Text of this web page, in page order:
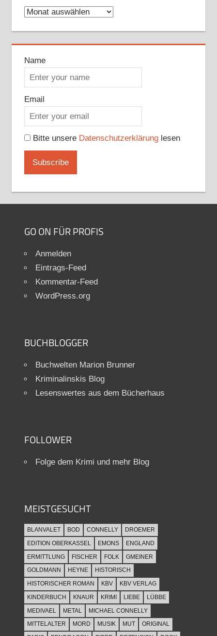
Archive
Name
Email
Bitte unsere Datenschutzerklärunglesen
GO ON FÜR PROFIS
Anmelden
Eintrags-Feed
Kommentar-Feed
WordPress.org
BUCHBLOGGER
Buchwelten Marion Brunner
Kriminalinskis Blog
Lesenswertes aus dem Bücherhaus
FOLLOWER
Folge dem Krimi und mehr Blog
MEISTGESUCHT
BLANVALET BOD CONNELLY
DROEMER
EDITION OBERKASSEL
EMONS
ENGLAND
ERMITTLUNG
FISCHER FOLK
GMEINER
GOLDMANN
HEYNE
HISTORISCH
HISTORISCHER ROMAN
KBV
KBV VERLAG
KINDERBUCH
KNAUR KRIMI LIEBE
LÜBBE
MEDIVAEL
METAL
MICHAEL CONNELLY
MITTELALTER
MORD MUSIK MUT
ORIGINAL